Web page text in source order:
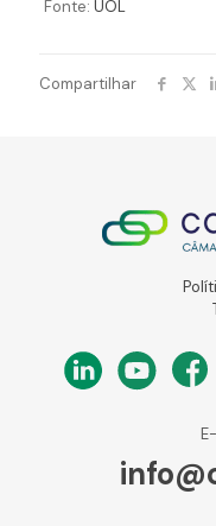
Fonte: UOL
Compartilhar